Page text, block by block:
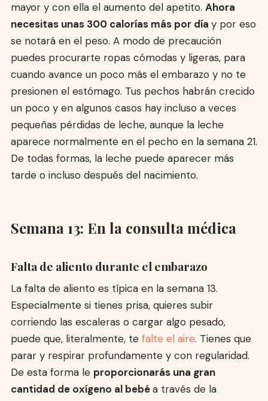
mayor y con ella el aumento del apetito. Ahora
necesitas unas 300 calorías más por día y por eso
se notará en el peso. A modo de precaución
puedes procurarte ropas cómodas y ligeras, para
cuando avance un poco más el embarazo y no te
presionen el estómago. Tus pechos habrán crecido
un poco y en algunos casos hay incluso a veces
pequeñas pérdidas de leche, aunque la leche
aparece normalmente en el pecho en la semana 21.
De todas formas, la leche puede aparecer más
tarde o incluso después del nacimiento.
Semana 13: En la consulta médica
Falta de aliento durante el embarazo
La falta de aliento es típica en la semana 13.
Especialmente si tienes prisa, quieres subir
corriendo las escaleras o cargar algo pesado,
puede que, literalmente, tefalte el aire. Tienes que
parar y respirar profundamente y con regularidad.
De esta forma le proporcionarás una gran
cantidad de oxígeno al bebéa través de la